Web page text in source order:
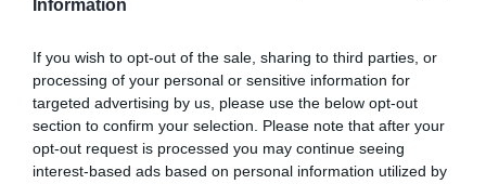
Information
If you wish to opt-out of the sale, sharing to third parties, or
processing of your personal or sensitive information for
targeted advertising by us, please use the below opt-out
section to confirm your selection. Please note that after your
opt-out request is processed you may continue seeing
interest-based ads based on personal information utilized by
Τζόκερ: Η κλήρωση της Πέμπτης - Οι τυχεροί αριθμοί
ΟΛΕΣ ΟΙ ΕΙΔΗΣΕΙΣ →
διαβάστε ακόμη